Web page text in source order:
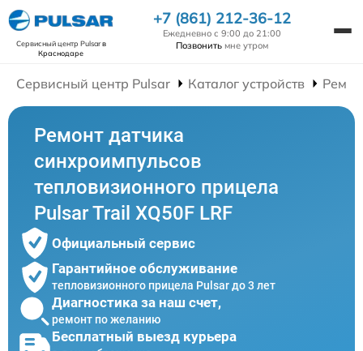
Сервисный центр Pulsarв
Краснодаре
+7 (861) 212-36-12
Ежедневно с 9:00 до 21:00
Позвонить мне утром
Сервисный центр Pulsar Каталог устройств
Ремонт датчика
синхроимпульсов
тепловизионного прицела
Pulsar Trail XQ50F LRF
Официальный сервис
Гарантийное обслуживание
тепловизионного прицела Pulsar до 3 лет
Диагностика за наш счет,
ремонт по желанию
Бесплатный выезд курьера